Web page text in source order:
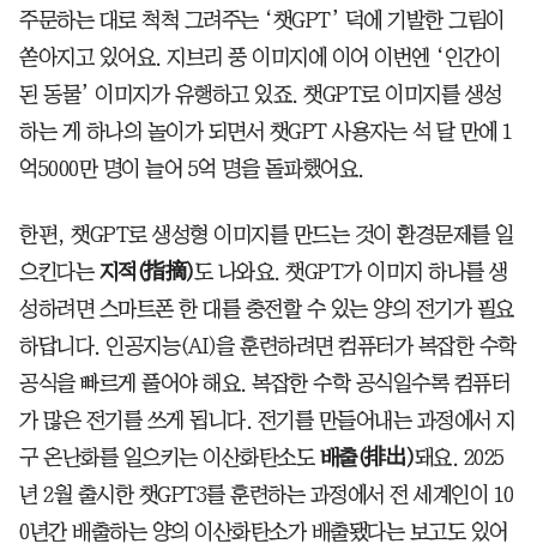
주문하는 대로 척척 그려주는 ‘챗GPT’ 덕에 기발한 그림이
쏟아지고 있어요. 지브리 풍 이미지에 이어 이번엔 ‘인간이
된 동물’ 이미지가 유행하고 있죠. 챗GPT로 이미지를 생성
하는 게 하나의 놀이가 되면서 챗GPT 사용자는 석 달 만에 1
억5000만 명이 늘어 5억 명을 돌파했어요.
한편, 챗GPT로 생성형 이미지를 만드는 것이 환경문제를 일
으킨다는 지적(指摘)도 나와요. 챗GPT가 이미지 하나를 생
성하려면 스마트폰 한 대를 충전할 수 있는 양의 전기가 필요
하답니다. 인공지능(AI)을 훈련하려면 컴퓨터가 복잡한 수학
공식을 빠르게 풀어야 해요. 복잡한 수학 공식일수록 컴퓨터
가 많은 전기를 쓰게 됩니다. 전기를 만들어내는 과정에서 지
구 온난화를 일으키는 이산화탄소도 배출(排出)돼요. 2025
년 2월 출시한 챗GPT3를 훈련하는 과정에서 전 세계인이 10
0년간 배출하는 양의 이산화탄소가 배출됐다는 보고도 있어